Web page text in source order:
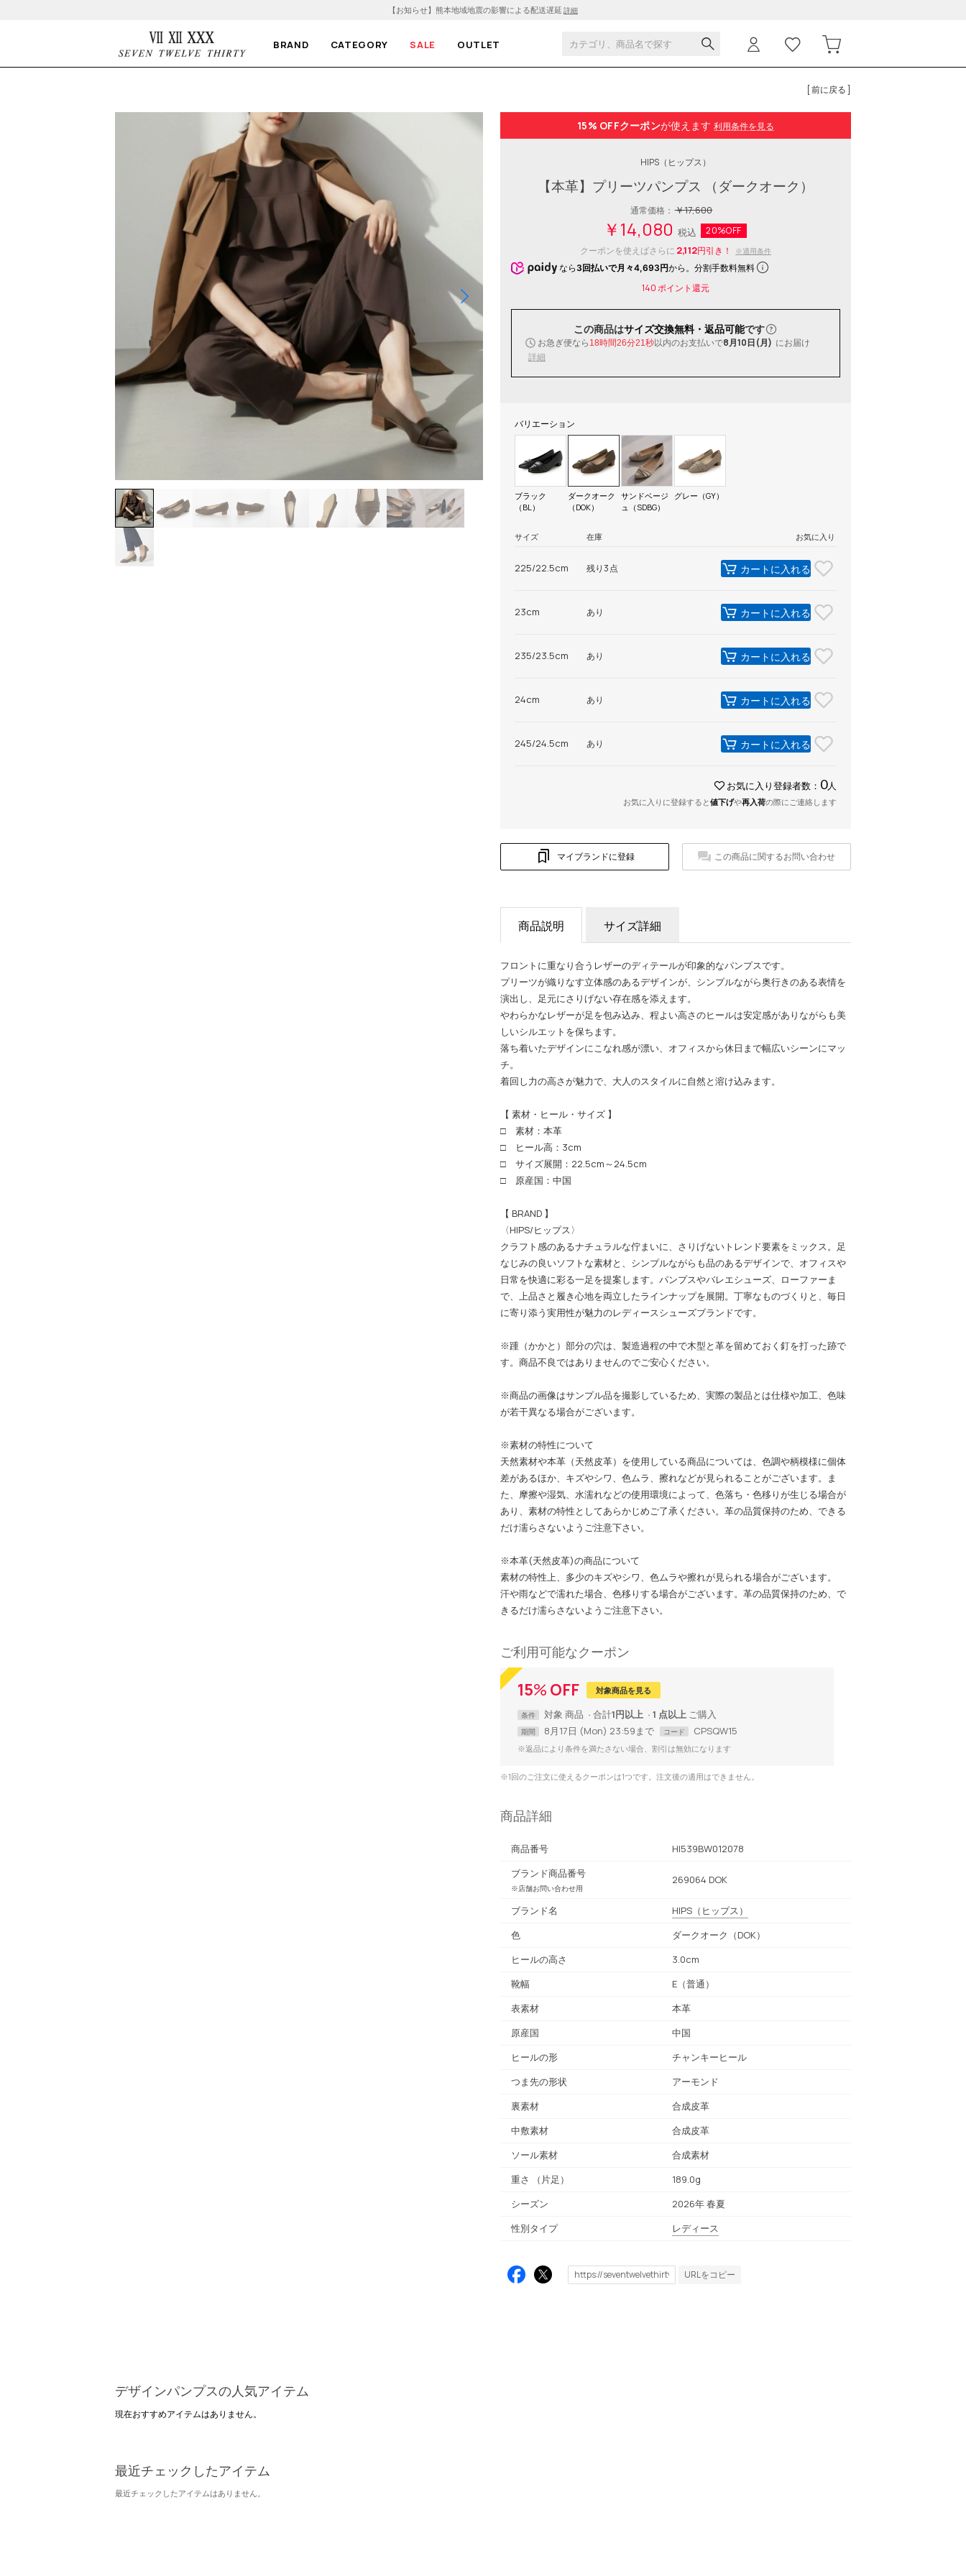
【お知らせ】熊本地域地震の影響による配送遅延 詳細
BRAND CATEGORY SALE OUTLET
[ 前に戻る ]
15% OFFクーポンが使えます 利用条件を見る
HIPS （ヒップス）
【本革】プリーツパンプス （ダークオーク）
通常価格：￥17,600
￥14,080 税込
20%OFF
クーポンを使えばさらに 2,112円引き！ ※適用条件
なら 3回払いで月々4,693円から。分割手数料無料
140ポイント還元
この商品はサイズ交換無料・返品可能です
お急ぎ便なら 18時間26分20秒以内のお支払いで8月10日(月) にお届け
詳細
バリエーション
ブラック
（BL）
ダークオーク
（DOK）
サンドベージ
ュ（SDBG）
グレー（GY）
サイズ 在庫 お気に入り
225/22.5cm 残り3点 カートに入れる
23cm あり カートに入れる
235/23.5cm あり カートに入れる
24cm あり カートに入れる
245/24.5cm あり カートに入れる
お気に入り登録者数： 0人
お気に入りに登録すると値下げや再入荷の際にご連絡します
マイブランドに登録 この商品に関するお問い合わせ
商品説明 サイズ詳細
フロントに重なり合うレザーのディテールが印象的なパンプスです。
プリーツが織りなす立体感のあるデザインが、シンプルながら奥行きのある表情を
演出し、足元にさりげない存在感を添えます。
やわらかなレザーが足を包み込み、程よい高さのヒールは安定感がありながらも美
しいシルエットを保ちます。
落ち着いたデザインにこなれ感が漂い、オフィスから休日まで幅広いシーンにマッ
チ。
着回し力の高さが魅力で、大人のスタイルに自然と溶け込みます。
【 素材・ヒール・サイズ 】
□ 素材：本革
□ ヒール高：3cm
□ サイズ展開：22.5cm～24.5cm
□ 原産国：中国
【 BRAND 】
〈HIPS/ヒップス〉
クラフト感のあるナチュラルな佇まいに、さりげないトレンド要素をミックス。足
なじみの良いソフトな素材と、シンプルながらも品のあるデザインで、オフィスや
日常を快適に彩る一足を提案します。パンプスやバレエシューズ、ローファーま
で、上品さと履き心地を両立したラインナップを展開。丁寧なものづくりと、毎日
に寄り添う実用性が魅力のレディースシューズブランドです。
※踵（かかと）部分の穴は、製造過程の中で木型と革を留めておく釘を打った跡で
す。商品不良ではありませんのでご安心ください。
※商品の画像はサンプル品を撮影しているため、実際の製品とは仕様や加工、色味
が若干異なる場合がございます。
※素材の特性について
天然素材や本革（天然皮革）を使用している商品については、色調や柄模様に個体
差があるほか、キズやシワ、色ムラ、擦れなどが見られることがございます。ま
た、摩擦や湿気、水濡れなどの使用環境によって、色落ち・色移りが生じる場合が
あり、素材の特性としてあらかじめご了承ください。革の品質保持のため、できる
だけ濡らさないようご注意下さい。
※本革(天然皮革)の商品について
素材の特性上、多少のキズやシワ、色ムラや擦れが見られる場合がございます。
汗や雨などで濡れた場合、色移りする場合がございます。革の品質保持のため、で
きるだけ濡らさないようご注意下さい。
ご利用可能なクーポン
15% OFF 対象商品を見る
条件 対象 商品 合計1円以上 1 点以上
期間 8月17日 (Mon) 23:59まで コード CPSQW15
※返品により条件を満たさない場合、割引は無効になります
※1回のご注文に使えるクーポンは1つです。注文後の適用はできません。
商品詳細
商品番号
HI539BW012078
ブランド商品番号
※店舗お問い合わせ用
269064 DOK
ブランド名 HIPS （ヒップス）
色
ダークオーク（DOK）
ヒールの高さ
3.0cm
靴幅
E（普通）
表素材
本革
原産国
中国
ヒールの形
チャンキーヒール
つま先の形状
アーモンド
裏素材
合成皮革
中敷素材
合成皮革
ソール素材
合成素材
重さ
（片足）
189.0g
シーズン
2026年 春夏
性別タイプ
レディース
URLをコピー
デザインパンプスの人気アイテム
現在おすすめアイテムはありません。
最近チェックしたアイテム
最近チェックしたアイテムはありません。